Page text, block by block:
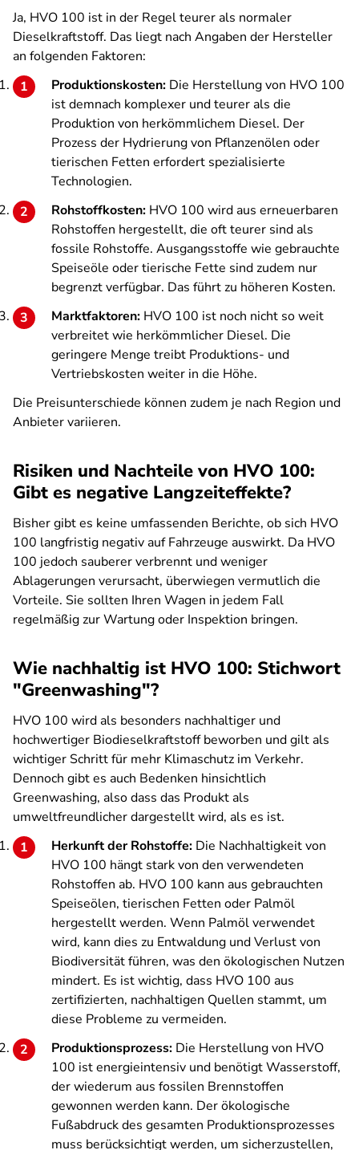
Ja, HVO 100 ist in der Regel teurer als normaler
Dieselkraftstoff. Das liegt nach Angaben der Hersteller
an folgenden Faktoren:
Produktionskosten: Die Herstellung von HVO 100
ist demnach komplexer und teurer als die
Produktion von herkömmlichem Diesel. Der
Prozess der Hydrierung von Pflanzenölen oder
tierischen Fetten erfordert spezialisierte
Technologien.
Rohstoffkosten: HVO 100 wird aus erneuerbaren
Rohstoffen hergestellt, die oft teurer sind als
fossile Rohstoffe. Ausgangsstoffe wie gebrauchte
Speiseöle oder tierische Fette sind zudem nur
begrenzt verfügbar. Das führt zu höheren Kosten.
Marktfaktoren: HVO 100 ist noch nicht so weit
verbreitet wie herkömmlicher Diesel. Die
geringere Menge treibt Produktions- und
Vertriebskosten weiter in die Höhe.
Die Preisunterschiede können zudem je nach Region und
Anbieter variieren.
Risiken und Nachteile von HVO 100:
Gibt es negative Langzeiteffekte?
Bisher gibt es keine umfassenden Berichte, ob sich HVO
100 langfristig negativ auf Fahrzeuge auswirkt. Da HVO
100 jedoch sauberer verbrennt und weniger
Ablagerungen verursacht, überwiegen vermutlich die
Vorteile. Sie sollten Ihren Wagen in jedem Fall
regelmäßig zur Wartung oder Inspektion bringen.
Wie nachhaltig ist HVO 100: Stichwort
"Greenwashing"?
HVO 100 wird als besonders nachhaltiger und
hochwertiger Biodieselkraftstoff beworben und gilt als
wichtiger Schritt für mehr Klimaschutz im Verkehr.
Dennoch gibt es auch Bedenken hinsichtlich
Greenwashing, also dass das Produkt als
umweltfreundlicher dargestellt wird, als es ist.
Herkunft der Rohstoffe: Die Nachhaltigkeit von
HVO 100 hängt stark von den verwendeten
Rohstoffen ab. HVO 100 kann aus gebrauchten
Speiseölen, tierischen Fetten oder Palmöl
hergestellt werden. Wenn Palmöl verwendet
wird, kann dies zu Entwaldung und Verlust von
Biodiversität führen, was den ökologischen Nutzen
mindert. Es ist wichtig, dass HVO 100 aus
zertifizierten, nachhaltigen Quellen stammt, um
diese Probleme zu vermeiden.
Produktionsprozess: Die Herstellung von HVO
100 ist energieintensiv und benötigt Wasserstoff,
der wiederum aus fossilen Brennstoffen
gewonnen werden kann. Der ökologische
Fußabdruck des gesamten Produktionsprozesses
muss berücksichtigt werden, um sicherzustellen,